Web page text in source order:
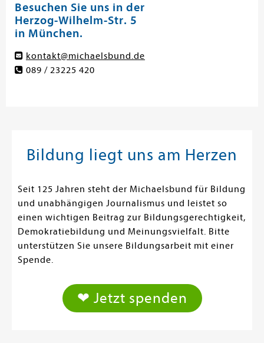
Besuchen Sie uns in der
Herzog-Wilhelm-Str. 5
in München.
kontakt@michaelsbund.de
089 / 23225 420
Bildung liegt uns am Herzen
Seit 125 Jahren steht der Michaelsbund für Bildung
und unabhängigen Journalismus und leistet so
einen wichtigen Beitrag zur Bildungsgerechtigkeit,
Demokratiebildung und Meinungsvielfalt. Bitte
unterstützen Sie unsere Bildungsarbeit mit einer
Spende.
❤ Jetzt spenden